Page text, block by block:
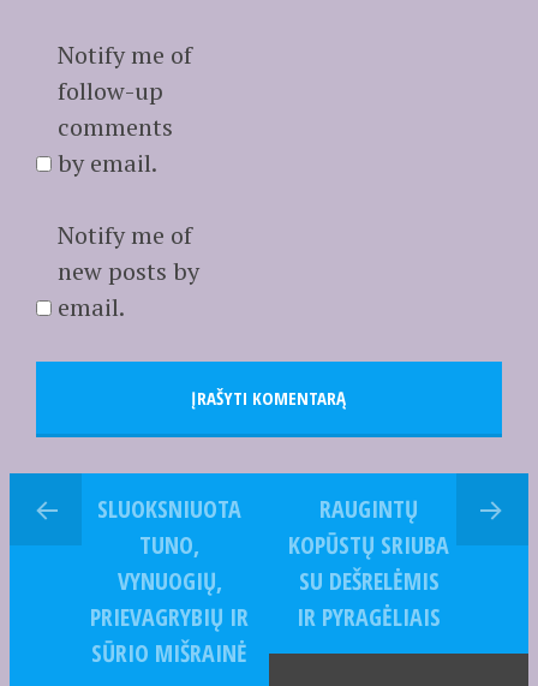
Notify me of
follow-up
comments
by email.
Notify me of
new posts by
email.
SLUOKSNIUOTA
TUNO,
VYNUOGIŲ,
PRIEVAGRYBIŲ IR
SŪRIO MIŠRAINĖ
RAUGINTŲ
KOPŪSTŲ SRIUBA
SU DEŠRELĖMIS
IR PYRAGĖLIAIS